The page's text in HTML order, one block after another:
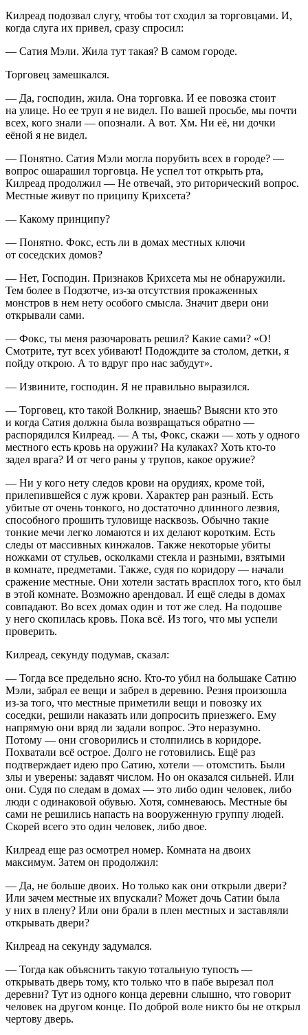
Килреад подозвал слугу, чтобы тот сходил за торговцами. И,
когда слуга их привел, сразу спросил:
— Сатия Мэли. Жила тут такая? В самом городе.
Торговец замешкался.
— Да, господин, жила. Она торговка. И ее повозка стоит
на улице. Но ее труп я не видел. По вашей просьбе, мы почти
всех, кого знали — опознали. А вот. Хм. Ни её, ни дочки
еёной я не видел.
— Понятно. Сатия Мэли могла порубить всех в городе? —
вопрос ошарашил торговца. Не успел тот открыть рта,
Килреад продолжил — Не отвечай, это риторический вопрос.
Местные живут по приципу Крихсета?
— Какому принципу?
— Понятно. Фокс, есть ли в домах местных ключи
от соседских домов?
— Нет, Господин. Признаков Крихсета мы не обнаружили.
Тем более в Подзотче, из-за отсутствия прокаженных
монстров в нем нету особого смысла. Значит двери они
открывали сами.
— Фокс, ты меня разочаровать решил? Какие сами? «О!
Смотрите, тут всех убивают! Подождите за столом, детки, я
пойду открою. А то вдруг про нас забудут».
— Извините, господин. Я не правильно выразился.
— Торговец, кто такой Волкнир, знаешь? Выясни кто это
и когда Сатия должна была возвращаться обратно —
распорядился Килреад. — А ты, Фокс, скажи — хоть у одного
местного есть кровь на оружии? На кулаках? Хоть кто-то
задел врага? И от чего раны у трупов, какое оружие?
— Ни у кого нету следов крови на орудиях, кроме той,
прилепившейся с луж крови. Характер ран разный. Есть
убитые от очень тонкого, но достаточно длинного лезвия,
способного прошить туловище насквозь. Обычно такие
тонкие мечи легко ломаются и их делают коротким. Есть
следы от массивных кинжалов. Также некоторые убиты
ножками от стульев, осколками стекла и разными, взятыми
в комнате, предметами. Также, судя по коридору — начали
сражение местные. Они хотели застать врасплох того, кто был
в этой комнате. Возможно арендовал. И ещё следы в домах
совпадают. Во всех домах один и тот же след. На подошве
у него скопилась кровь. Пока всё. Из того, что мы успели
проверить.
Килреад, секунду подумав, сказал:
— Тогда все предельно ясно. Кто-то убил на большаке Сатию
Мэли, забрал ее вещи и забрел в деревню. Резня произошла
из-за того, что местные приметили вещи и повозку их
соседки, решили наказать или допросить приезжего. Ему
напрямую они вряд ли задали вопрос. Это неразумно.
Потому — они сговорились и столпились в коридоре.
Похватали всё острое. Долго не готовились. Ещё раз
подтверждает идею про Сатию, хотели — отомстить. Были
злы и уверены: задавят числом. Но он оказался сильней. Или
они. Судя по следам в домах — это либо один человек, либо
люди с одинаковой обувью. Хотя, сомневаюсь. Местные бы
сами не решились напасть на вооруженную группу людей.
Скорей всего это один человек, либо двое.
Килреад еще раз осмотрел номер. Комната на двоих
максимум. Затем он продолжил:
— Да, не больше двоих. Но только как они открыли двери?
Или зачем местные их впускали? Может дочь Сатии была
у них в плену? Или они брали в плен местных и заставляли
открывать двери?
Килреад на секунду задумался.
— Тогда как объяснить такую тотальную тупость —
открывать дверь тому, кто только что в пабе вырезал пол
деревни? Тут из одного конца деревни слышно, что говорит
человек на другом конце. По доброй воле никто бы не открыл
чертову дверь.